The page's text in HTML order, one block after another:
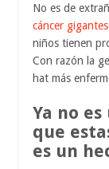
No es de
cáncer
niños tienen
Con razón la
hat más
Ya no
que
es un